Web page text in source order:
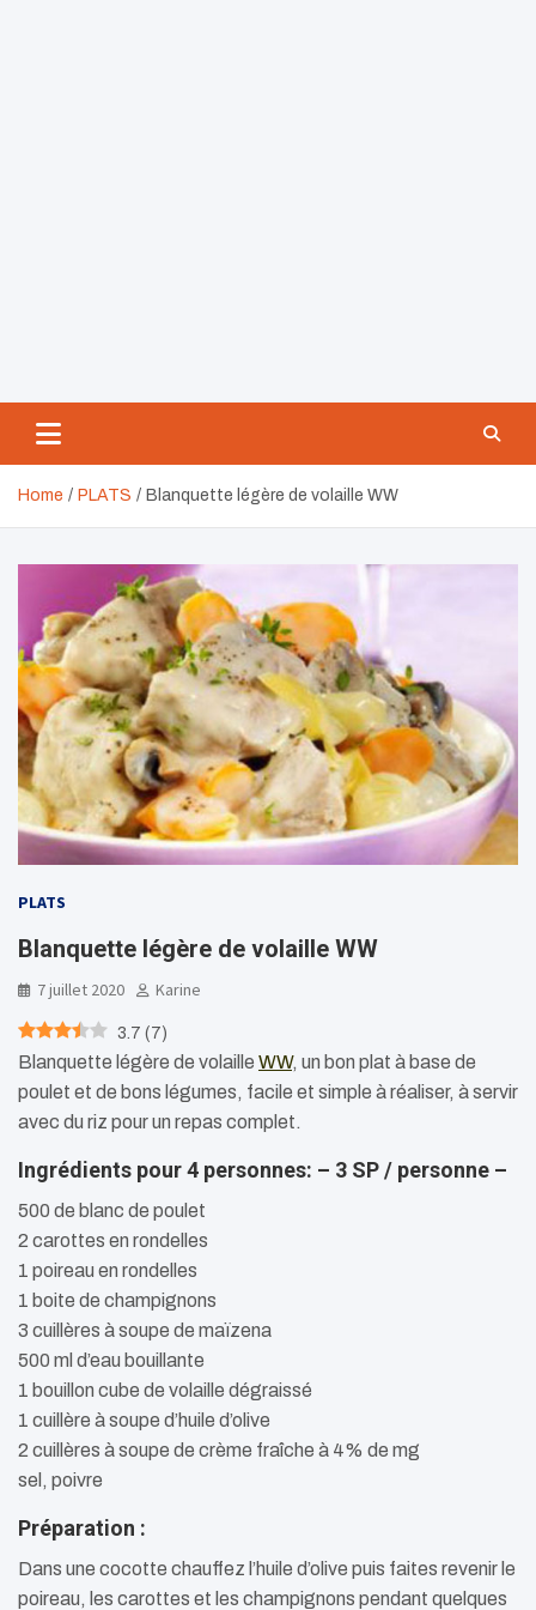
Home PLATS Blanquette légère de volaille WW
PLATS
Blanquette légère de volaille WW
7 juillet 2020 Karine
3.7 (7)
Blanquette légère de volaille WW, un bon plat à base de
poulet et de bons légumes, facile et simple à réaliser, à servir
avec du riz pour un repas complet.
Ingrédients pour 4 personnes: – 3 SP / personne –
500 de blanc de poulet
2 carottes en rondelles
1 poireau en rondelles
1 boite de champignons
3 cuillères à soupe de maïzena
500 ml d’eau bouillante
1 bouillon cube de volaille dégraissé
1 cuillère à soupe d’huile d’olive
2 cuillères à soupe de crème fraîche à 4% de mg
sel, poivre
Préparation :
Dans une cocotte chauffez l’huile d’olive puis faites revenir le
poireau, les carottes et les champignons pendant quelques